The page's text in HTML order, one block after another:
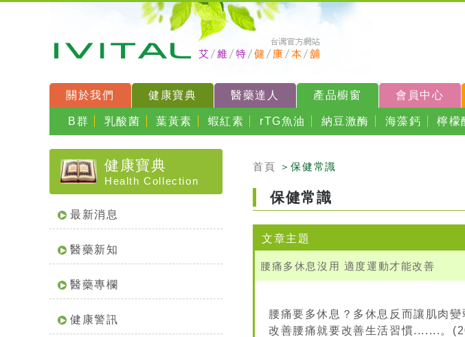
關於我們 健康寶典 醫藥達人 產品櫥窗 會員中心
B群 乳酸菌 葉黃素 蝦紅素 rTG魚油 納豆激酶 海藻鈣 檸檬
健康寶典
Health Collection
最新消息
醫藥新知
醫藥專欄
健康警訊
首頁 ＞保健常識
保健常識
文章主題
腰痛多休息沒用 適度運動才能改善
腰痛要多休息？多休息反而讓肌肉
改善腰痛就要改善生活習慣.......。